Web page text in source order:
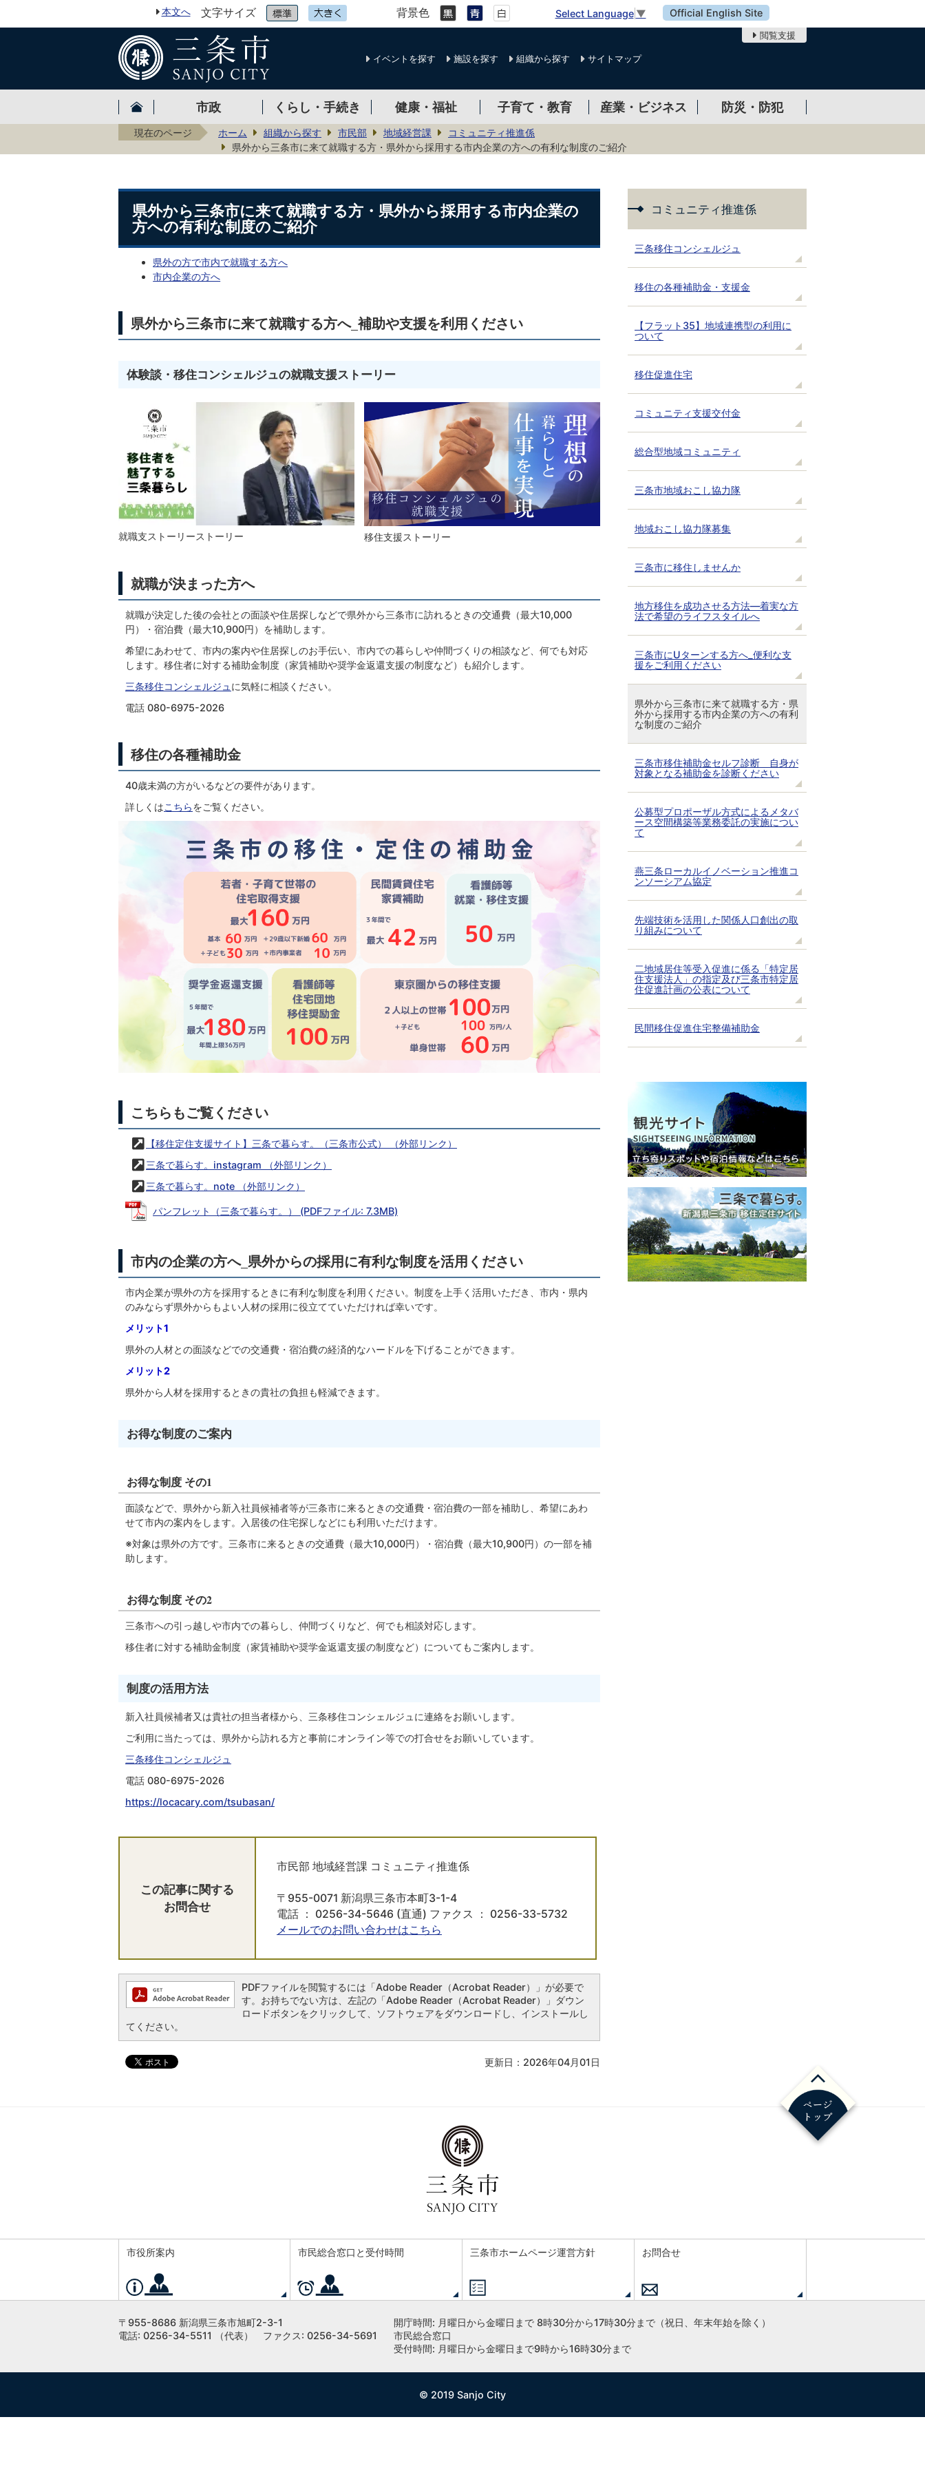
本文へ 文字サイズ 背景色 Select Language ▼ Official English Site
閲覧支援
イベントを探す 施設を探す 組織から探す サイトマップ
市政 くらし・手続き 健康・福祉 子育て・教育 産業・ビジネス 防災・防犯
現在のページ ホーム 組織から探す 市民部 地域経営課
コミュニティ推進係
県外から三条市に来て就職する方・県外から採用する市内企業の方への有利な制度のご紹介
県外から三条市に来て就職する方・県外から採用する市内企業の
方への有利な制度のご紹介
県外の方で市内で就職する方へ
市内企業の方へ
県外から三条市に来て就職する方へ_補助や支援を利用ください
体験談・移住コンシェルジュの就職支援ストーリー
就職支ストーリーストーリー 移住支援ストーリー
就職が決まった方へ
就職が決定した後の会社との面談や住居探しなどで県外から三条市に訪れるときの交通費（最大10,000
円）・宿泊費（最大10,900円）を補助します。
希望にあわせて、市内の案内や住居探しのお手伝い、市内での暮らしや仲間づくりの相談など、何でも対応
します。移住者に対する補助金制度（家賃補助や奨学金返還支援の制度など）も紹介します。
三条移住コンシェルジュ に気軽に相談ください。
電話 080-6975-2026
移住の各種補助金
40歳未満の方がいるなどの要件があります。
詳しくはこちらをご覧ください。
こちらもご覧ください
【移住定住支援サイト】三条で暮らす。（三条市公式）
（外部リンク）
三条で暮らす。instagram
（外部リンク）
三条で暮らす。note
（外部リンク）
パンフレット（三条で暮らす。） (PDFファイル: 7.3MB)
市内の企業の方へ_県外からの採用に有利な制度を活用ください
市内企業が県外の方を採用するときに有利な制度を利用ください。制度を上手く活用いただき、市内・県内
のみならず県外からもよい人材の採用に役立てていただければ幸いです。
メリット1
県外の人材との面談などでの交通費・宿泊費の経済的なハードルを下げることができます。
メリット2
県外から人材を採用するときの貴社の負担も軽減できます。
お得な制度のご案内
お得な制度 その1
面談などで、県外から新入社員候補者等が三条市に来るときの交通費・宿泊費の一部を補助し、希望にあわ
せて市内の案内をします。入居後の住宅探しなどにも利用いただけます。
※対象は県外の方です。三条市に来るときの交通費（最大10,000円）・宿泊費（最大10,900円）の一部を補
助します。
お得な制度 その2
三条市への引っ越しや市内での暮らし、仲間づくりなど、何でも相談対応します。
移住者に対する補助金制度（家賃補助や奨学金返還支援の制度など）についてもご案内します。
制度の活用方法
新入社員候補者又は貴社の担当者様から、三条移住コンシェルジュに連絡をお願いします。
ご利用に当たっては、県外から訪れる方と事前にオンライン等での打合せをお願いしています。
三条移住コンシェルジュ
電話 080-6975-2026
https://locacary.com/tsubasan/
この記事に関する
お問合せ
市民部 地域経営課 コミュニティ推進係
〒955-0071 新潟県三条市本町3-1-4
電話 ： 0256-34-5646 (直通) ファクス ： 0256-33-5732
メールでのお問い合わせはこちら
PDFファイルを閲覧するには「Adobe Reader（Acrobat Reader）」が必要で
す。お持ちでない方は、左記の「Adobe Reader（Acrobat Reader）」ダウン
ロードボタンをクリックして、ソフトウェアをダウンロードし、インストールし
てください。
更新日：2026年04月01日
コミュニティ推進係
三条移住コンシェルジュ
移住の各種補助金・支援金
【フラット35】地域連携型の利用に
ついて
移住促進住宅
コミュニティ支援交付金
総合型地域コミュニティ
三条市地域おこし協力隊
地域おこし協力隊募集
三条市に移住しませんか
地方移住を成功させる方法―着実な方
法で希望のライフスタイルへ
三条市にUターンする方へ_便利な支
援をご利用ください
県外から三条市に来て就職する方・県
外から採用する市内企業の方への有利
な制度のご紹介
三条市移住補助金セルフ診断＿自身が
対象となる補助金を診断ください
公募型プロポーザル方式によるメタバ
ース空間構築等業務委託の実施につい
て
燕三条ローカルイノベーション推進コ
ンソーシアム協定
先端技術を活用した関係人口創出の取
り組みについて
二地域居住等受入促進に係る「特定居
住支援法人」の指定及び三条市特定居
住促進計画の公表について
民間移住促進住宅整備補助金
市役所案内 市民総合窓口と受付時間 三条市ホームページ運営方針 お問合せ
〒955-8686 新潟県三条市旭町2-3-1
電話: 0256-34-5511 （代表） ファクス: 0256-34-5691
開庁時間: 月曜日から金曜日まで 8時30分から17時30分まで （祝日、年末年始を除く）
市民総合窓口
受付時間: 月曜日から金曜日まで9時から16時30分まで
© 2019 Sanjo City